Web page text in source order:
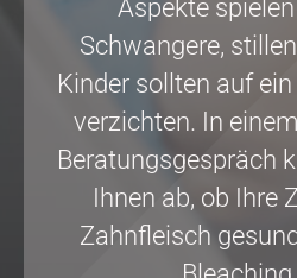
Aspekte
Schwangere,
Kinder sollten auf
verzichten. In
Beratungsgespräch
Ihnen ab, ob Ihre
Zahnfleisch